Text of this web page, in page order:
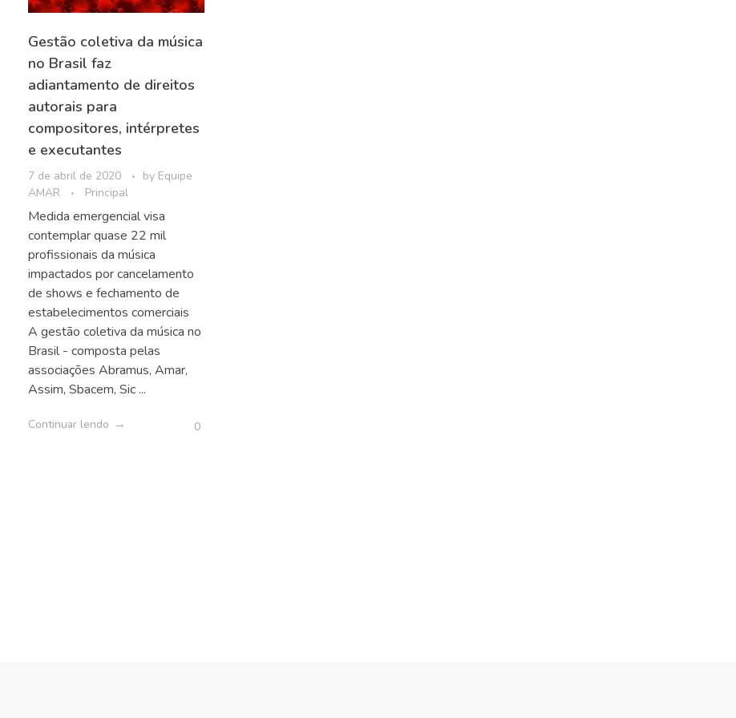
Gestão coletiva da música
no Brasil faz
adiantamento de direitos
autorais para
compositores, intérpretes
e executantes
7 de abril de 2020 by Equipe
AMAR
Principal
Medida emergencial visa
contemplar quase 22 mil
profissionais da música
impactados por cancelamento
de shows e fechamento de
estabelecimentos comerciais
A gestão coletiva da música no
Brasil - composta pelas
associações Abramus, Amar,
Assim, Sbacem, Sic ...
Continuar lendo 0